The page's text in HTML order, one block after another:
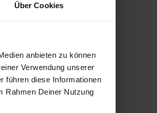
Über Cookies
anbieten zu können
Verwendung unserer
führen diese Informationen
Rahmen Deiner Nutzung